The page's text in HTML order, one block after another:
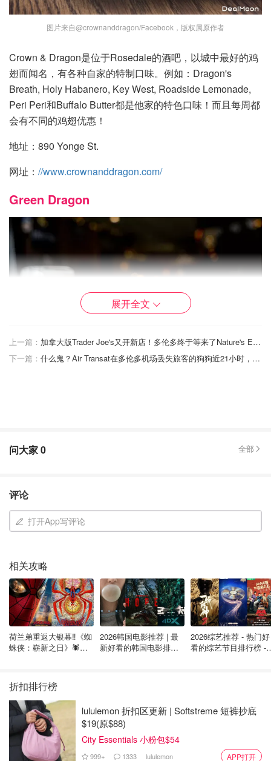
图片来自@crownanddragon/Facebook，版权属原作者
Crown & Dragon是位于Rosedale的酒吧，以城中最好的鸡
翅而闻名，有各种自家的特制口味。例如：Dragon's
Breath, Holy Habanero, Key West, Roadside Lemonade,
Peri Peri和Buffalo Butter都是他家的特色口味！而且每周都
会有不同的鸡翅优惠！
地址：890 Yonge St.
网址： //www.crownanddragon.com/
Green Dragon
Green Dragon酒吧是位于Upper Beaches的Kingston路的
一家酒吧，它的鸡翅做得非常好，又脆又多汁。他们还做汉
堡和其他酒馆菜肴。在这家酒吧，有各种辣味鸡翅，其他口
鸡翅都配有蔬菜和蓝奶酪或牧场蘸酱，并且有5份、10份或
20份的选择。
地址：1032 Kingston Road
官网：https://www.thegreendragonpub.com/
展开全文
上一篇：
加拿大版Trader Joe's又开新店！多伦多终于等来了Nature's Emporium第一家分店，压榨果汁、蛋白煎饼粉和植物酸奶吃起来！
下一篇：
什么鬼？Air Transat在多伦多机场丢失旅客的狗狗近21小时，只赔偿350刀？还好狗没事！
问大家0 全部
评论
打开App写评论
相关攻略
荷兰弟重返大银幕‼️《蜘
蛛侠：崭新之日》🕷️北
2026韩国电影推荐 | 最
新好看的韩国电影排行
2026综艺推荐 - 热门好
看的综艺节目排行榜 -
折扣排行榜
lululemon 折扣区更新 | Softstreme 短裤抄底
$19(原$88)
City Essentials 小粉包$54
999+ 1333 lululemon APP打开